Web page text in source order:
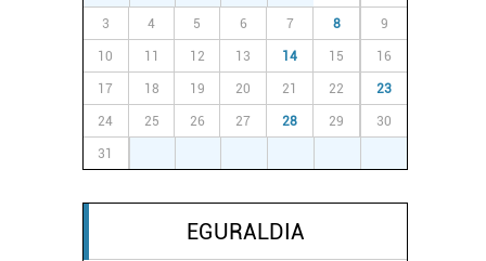
3 4 5 6 7 8 9
10 11 12 13 14 15 16
17 18 19 20 21 22 23
24 25 26 27 28 29 30
31
EGURALDIA